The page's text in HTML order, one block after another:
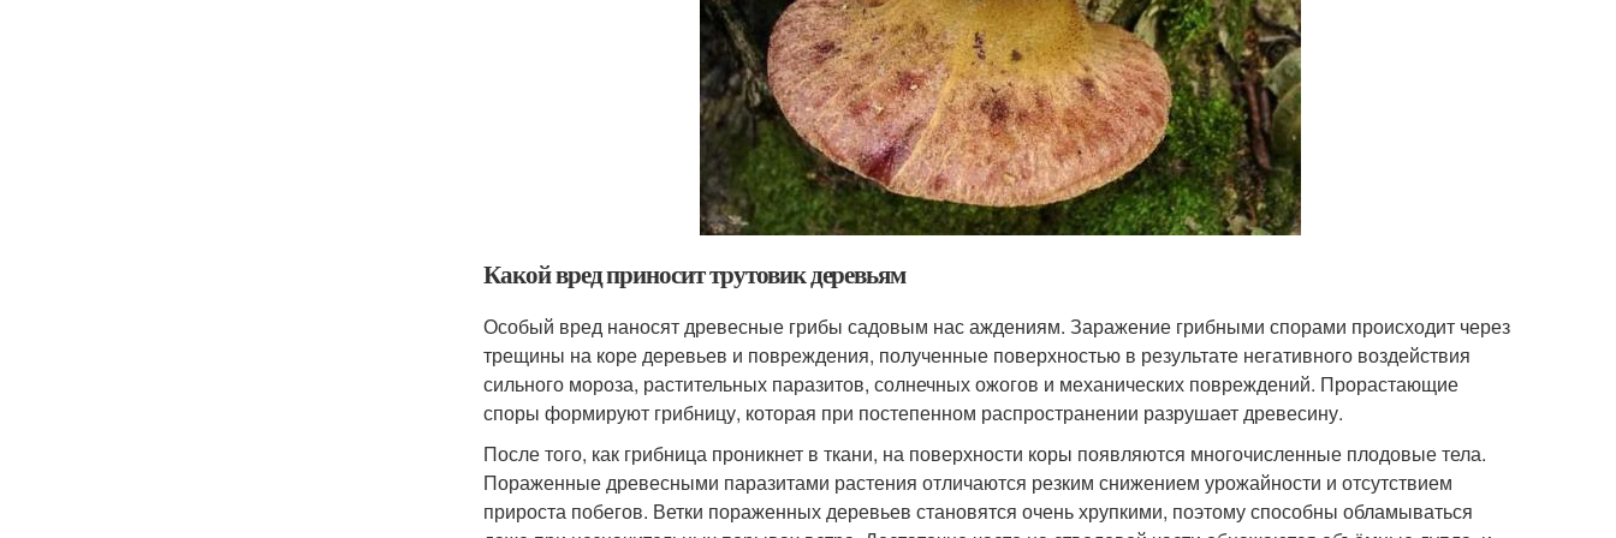
Какой вред приносит трутовик деревьям
Особый вред наносят древесные грибы садовым нас аждениям. Заражение грибными спорами происходит через
трещины на коре деревьев и повреждения, полученные поверхностью в результате негативного воздействия
сильного мороза, растительных паразитов, солнечных ожогов и механических повреждений. Прорастающие
споры формируют грибницу, которая при постепенном распространении разрушает древесину.
После того, как грибница проникнет в ткани, на поверхности коры появляются многочисленные плодовые тела.
Пораженные древесными паразитами растения отличаются резким снижением урожайности и отсутствием
прироста побегов. Ветки пораженных деревьев становятся очень хрупкими, поэтому способны обламываться